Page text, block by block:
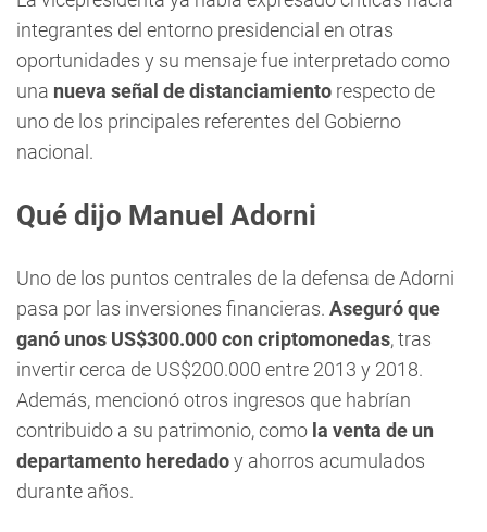
integrantes del entorno presidencial en otras
oportunidades y su mensaje fue interpretado como
una nueva señal de distanciamiento respecto de
uno de los principales referentes del Gobierno
nacional.
Qué dijo Manuel Adorni
Uno de los puntos centrales de la defensa de Adorni
pasa por las inversiones financieras. Aseguró que
ganó unos US$300.000 con criptomonedas, tras
invertir cerca de US$200.000 entre 2013 y 2018.
Además, mencionó otros ingresos que habrían
contribuido a su patrimonio, como la venta de un
departamento heredadoy ahorros acumulados
durante años.